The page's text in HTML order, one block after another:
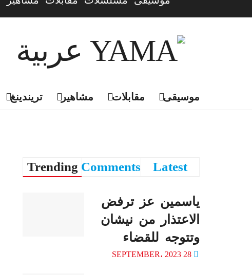
تريندينغ مشاهير مقابلات موسيقى
Trending Comments Latest
ياسمين عز ترفض
الاعتذار من نيشان
وتتوجه للقضاء